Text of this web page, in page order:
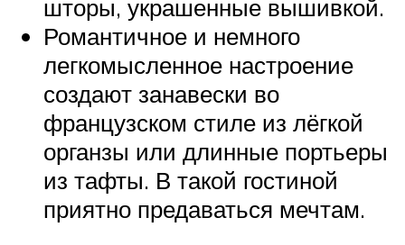
шторы, украшенные вышивкой.
Романтичное и немного
легкомысленное настроение
создают занавески во
французском стиле из лёгкой
органзы или длинные портьеры
из тафты. В такой гостиной
приятно предаваться мечтам.